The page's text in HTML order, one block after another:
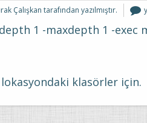
Çalışkan tarafından yazılmıştır.
1 -maxdepth 1 -exec
klasörler için.